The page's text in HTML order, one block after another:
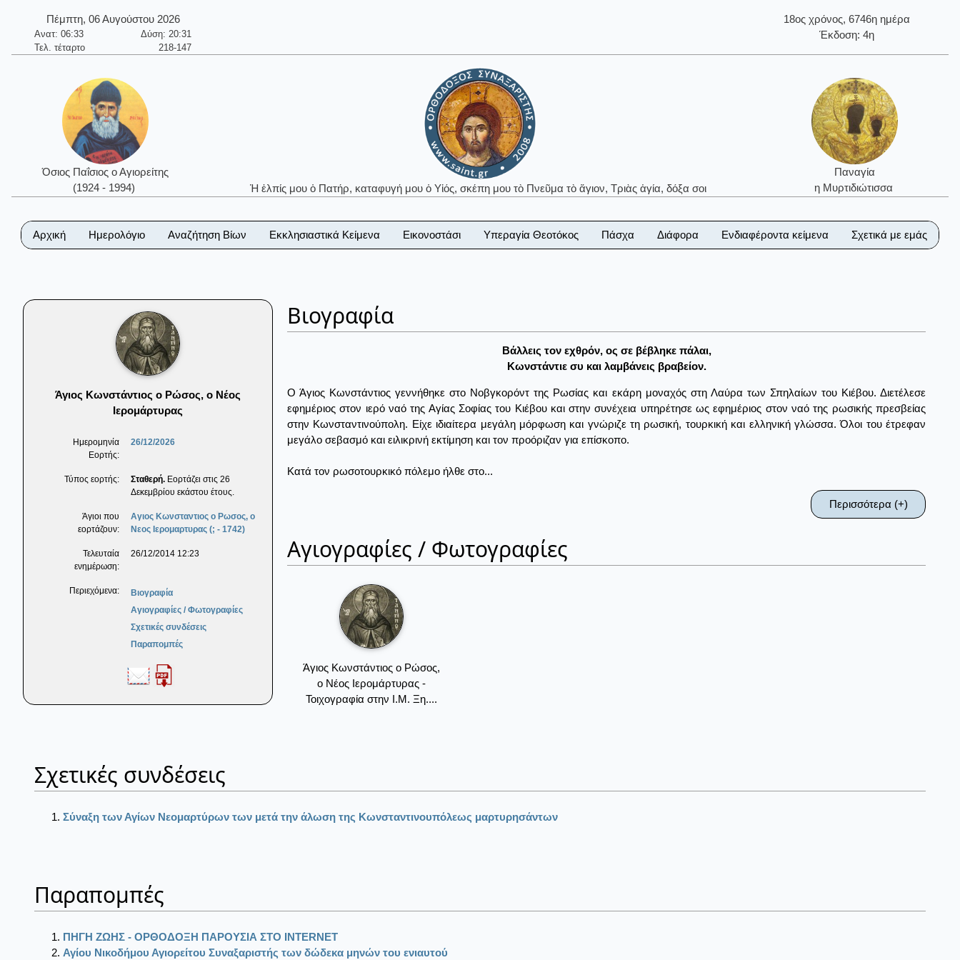
Πέμπτη, 06 Αυγούστου 2026
Ανατ: 06:33
Δύση: 20:31
Τελ. τέταρτο
218-147
18ος χρόνος, 6746η ημέρα
Έκδοση: 4η
Όσιος Παΐσιος ο Αγιορείτης
(1924 - 1994)
Ἡ ἐλπίς μου ὁ Πατήρ, καταφυγή μου ὁ Υἱός, σκέπη μου τὸ Πνεῦμα τὸ ἅγιον, Τριὰς ἁγία, δόξα σοι
Παναγία
η Μυρτιδιώτισσα
Αρχική Ημερολόγιο Αναζήτηση Βίων Εκκλησιαστικά Κείμενα Εικονοστάσι Υπεραγία Θεοτόκος Πάσχα Διάφορα Ενδιαφέροντα κείμενα Σχετικά με εμάς
Άγιος Κωνστάντιος ο Ρώσος, ο Νέος
Ιερομάρτυρας
Ημερομηνία
Εορτής:
26/12/2026
Τύπος εορτής: Σταθερή. Εορτάζει στις 26
Δεκεμβρίου εκάστου έτους.
Άγιοι που
εορτάζουν:
Αγιος Κωνσταντιος ο Ρωσος, ο
Νεος Ιερομαρτυρας (; - 1742)
Τελευταία
ενημέρωση:
26/12/2014 12:23
Περιεχόμενα:
Βιογραφία
Αγιογραφίες / Φωτογραφίες
Σχετικές συνδέσεις
Παραπομπές
Βιογραφία
Bάλλεις τον εχθρόν, ος σε βέβληκε πάλαι,
Kωνστάντιε συ και λαμβάνεις βραβείον.
Ο Άγιος Κωνστάντιος γεννήθηκε στο Νοβγκορόντ της Ρωσίας και εκάρη μοναχός στη Λαύρα των Σπηλαίων του Κιέβου. Διετέλεσε
εφημέριος στον ιερό ναό της Αγίας Σοφίας του Κιέβου και στην συνέχεια υπηρέτησε ως εφημέριος στον ναό της ρωσικής πρεσβείας
στην Κωνσταντινούπολη. Είχε ιδιαίτερα μεγάλη μόρφωση και γνώριζε τη ρωσική, τουρκική και ελληνική γλώσσα. Όλοι του έτρεφαν
μεγάλο σεβασμό και ειλικρινή εκτίμηση και τον προόριζαν για επίσκοπο.
Κατά τον ρωσοτουρκικό πόλεμο ήλθε στο...
Περισσότερα (+)
Αγιογραφίες / Φωτογραφίες
Άγιος Κωνστάντιος ο Ρώσος,
ο Νέος Ιερομάρτυρας -
Τοιχογραφία στην Ι.Μ. Ξη....
Σχετικές συνδέσεις
Σύναξη των Αγίων Νεομαρτύρων των μετά την άλωση της Κωνσταντινουπόλεως μαρτυρησάντων
Παραπομπές
ΠΗΓΗ ΖΩΗΣ - ΟΡΘΟΔΟΞΗ ΠΑΡΟΥΣΙΑ ΣΤΟ ΙΝΤΕRΝΕΤ
Αγίου Νικοδήμου Αγιορείτου Συναξαριστής των δώδεκα μηνών του ενιαυτού